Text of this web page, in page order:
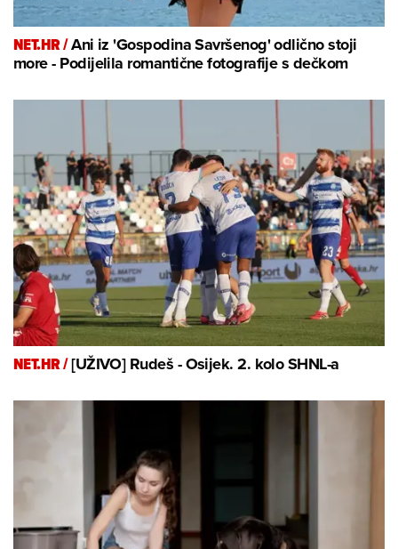
NET.HR /Ani iz 'Gospodina Savršenog' odlično stoji
more - Podijelila romantične fotografije s dečkom
NET.HR /[UŽIVO] Rudeš - Osijek. 2. kolo SHNL-a